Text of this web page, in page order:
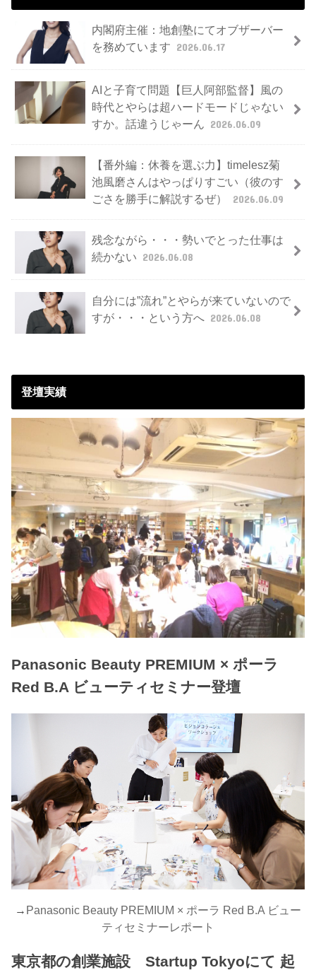
内閣府主催：地創塾にてオブザーバー
を務めています 2026.06.17
AIと子育て問題【巨人阿部監督】風の
時代とやらは超ハードモードじゃない
すか。話違うじゃーん 2026.06.09
【番外編：休養を選ぶ力】timelesz菊
池風磨さんはやっぱりすごい（彼のす
ごさを勝手に解説するぜ）
2026.06.09
残念ながら・・・勢いでとった仕事は
続かない 2026.06.08
自分には”流れ”とやらが来ていないので
すが・・・という方へ 2026.06.08
登壇実績
Panasonic Beauty PREMIUM × ポーラ
Red B.A ビューティセミナー登壇
→ Panasonic Beauty PREMIUM × ポーラ Red B.A ビュー
ティセミナーレポート
東京都の創業施設 Startup Tokyoにて 起